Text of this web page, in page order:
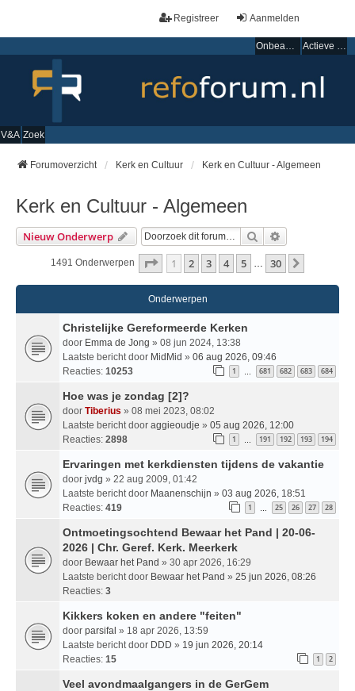
Aanmelden
Registreer
Onbeantwoorde onderwerpen Actieve onderwerpen
V&A Zoek
Forumoverzicht Kerk en Cultuur Kerk en Cultuur - Algemeen
Kerk en Cultuur - Algemeen
Nieuw Onderwerp Zoek
1491 Onderwerpen Pagina Van30
1 2 3 4 5 30
Onderwerpen
Christelijke Gereformeerde Kerken
door Emma de Jong » 08 jun 2024, 13:38
Laatste bericht door MidMid » 06 aug 2026, 09:46
Reacties: 10253 1 … 681 682 683 684
Hoe was je zondag [2]?
door Tiberius » 08 mei 2023, 08:02
Laatste bericht door aggieoudje » 05 aug 2026, 12:00
Reacties: 2898 1 … 191 192 193 194
Ervaringen met kerkdiensten tijdens de vakantie
door jvdg » 22 aug 2009, 01:42
Laatste bericht door Maanenschijn » 03 aug 2026, 18:51
Reacties: 419 1 … 25 26 27 28
Ontmoetingsochtend Bewaar het Pand | 20-06-
2026 | Chr. Geref. Kerk. Meerkerk
door Bewaar het Pand » 30 apr 2026, 16:29
Laatste bericht door Bewaar het Pand » 25 jun 2026, 08:26
Reacties: 3
Kikkers koken en andere "feiten"
door parsifal » 18 apr 2026, 13:59
Laatste bericht door DDD » 19 jun 2026, 20:14
Reacties: 15 1 2
Veel avondmaalgangers in de GerGem